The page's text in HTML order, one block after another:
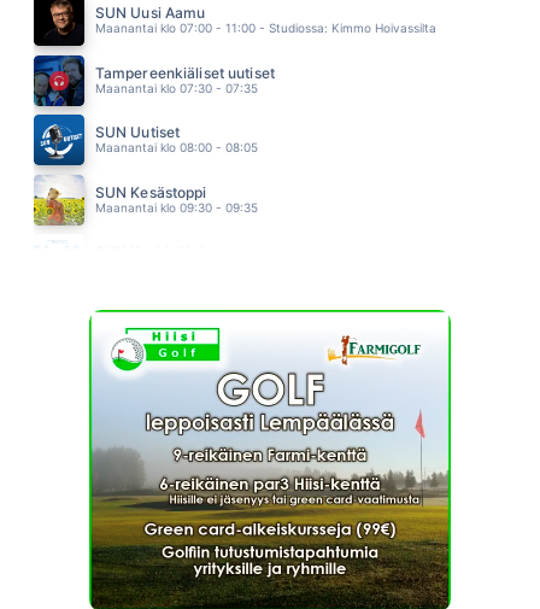
TELEPATIAA
J KARJALAINEN
SUN Uusi Aamu
Maanantai klo 07:00 - 11:00 - Studiossa: Kimmo Hoivassilta
Tampereenkiäliset uutiset
Maanantai klo 07:30 - 07:35
SUN Uutiset
Maanantai klo 08:00 - 08:05
SUN Kesästoppi
Maanantai klo 09:30 - 09:35